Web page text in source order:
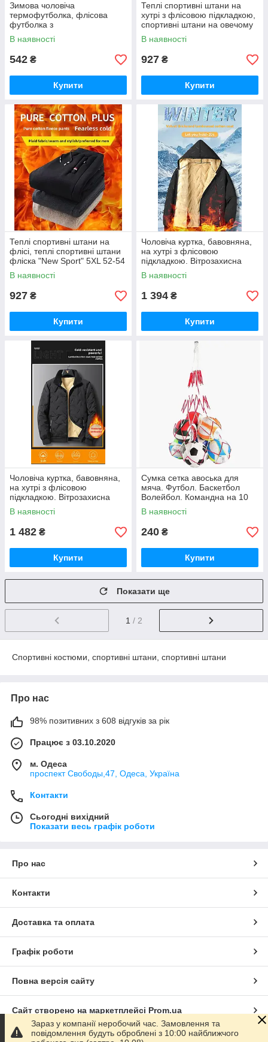
Зимова чоловіча
термофутболка, флісова
футболка з
підкладкою Преміумкласу.
3XL-5XL (50-52-54)
В наявності
542 ₴
Купити
Теплі спортивні штани на
хутрі з флісовою підкладкою,
спортивні штани на овечому
хутрі "New Sport" 5XL 52-54
В наявності
927 ₴
Купити
Теплі спортивні штани на
флісі, теплі спортивні штани
фліска "New Sport" 5XL 52-54
р
В наявності
927 ₴
Купити
Чоловіча куртка, бавовняна,
на хутрі з флісовою
підкладкою. Вітрозахисна
куртка парку "Consul" з
капюшоном
В наявності
1 394 ₴
Купити
Чоловіча куртка, бавовняна,
на хутрі з флісовою
підкладкою. Вітрозахисна
куртка парка "Consul".
Куртка-парка
В наявності
1 482 ₴
Купити
Сумка сетка авоська для
мяча. Футбол. Баскетбол
Волейбол. Командна на 10
м'ячів. Якість!
В наявності
240 ₴
Купити
Показати ще
1 / 2
Спортивні костюми, спортивні штани, спортивні штани
Про нас
98% позитивних з 608 відгуків за рік
Працює з 03.10.2020
м. Одеса
проспект Свободы,47, Одеса, Україна
Контакти
Сьогодні вихідний
Показати весь графік роботи
Про нас
Контакти
Доставка та оплата
Графік роботи
Повна версія сайту
Сайт створено на маркетплейсі Prom.ua
Політика конфіденційності
Зараз у компанії неробочий час. Замовлення та
повідомлення будуть оброблені з 10:00 найближчого